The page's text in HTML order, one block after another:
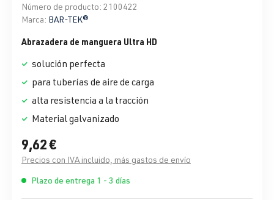
Número de producto: 2100422
Marca: BAR-TEK®
Abrazadera de manguera Ultra HD
solución perfecta
para tuberías de aire de carga
alta resistencia a la tracción
Material galvanizado
9,62 €
Precios con IVA incluido, más gastos de envío
Plazo de entrega 1 - 3 días